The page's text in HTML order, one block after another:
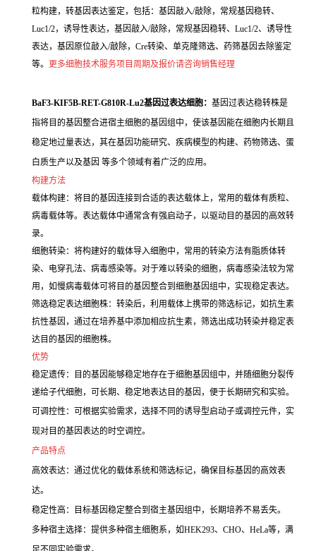
粒构建，转基因表达鉴定，包括：基因敲入/敲除，常规基因稳转、
Luc1/2，诱导性表达，基因敲入/敲除，常规基因稳转、Luc1/2、诱导性
表达，基因原位敲入/敲除，Cre转染、单克隆筛选、药筛基因去除鉴定
等。 更多细胞技术服务项目周期及报价请咨询销售经理
BaF3-KIF5B-RET-G810R-Lu2基因过表达细胞： 基因过表达稳转株是
指将目的基因整合进宿主细胞的基因组中，使该基因能在细胞内长期且
稳定地过量表达，其在基因功能研究、疾病模型的构建、药物筛选、蛋
白质生产以及基因 等多个领域有着广泛的应用。
构建方法
载体构建：将目的基因连接到合适的表达载体上，常用的载体有质粒、
病毒载体等。表达载体中通常含有强启动子，以驱动目的基因的高效转
录。
细胞转染：将构建好的载体导入细胞中，常用的转染方法有脂质体转
染、电穿孔法、病毒感染等。对于难以转染的细胞，病毒感染法较为常
用，如慢病毒载体可将目的基因整合到细胞基因组中，实现稳定表达。
筛选稳定表达细胞株：转染后，利用载体上携带的筛选标记，如抗生素
抗性基因，通过在培养基中添加相应抗生素，筛选出成功转染并稳定表
达目的基因的细胞株。
优势
稳定遗传：目的基因能够稳定地存在于细胞基因组中，并随细胞分裂传
递给子代细胞，可长期、稳定地表达目的基因，便于长期研究和实验。
可调控性：可根据实验需求，选择不同的诱导型启动子或调控元件，实
现对目的基因表达的时空调控。
产品特点
高效表达：通过优化的载体系统和筛选标记，确保目标基因的高效表
达。
稳定性高：目标基因稳定整合到宿主基因组中，长期培养不易丢失。
多种宿主选择：提供多种宿主细胞系，如HEK293、CHO、HeLa等，满